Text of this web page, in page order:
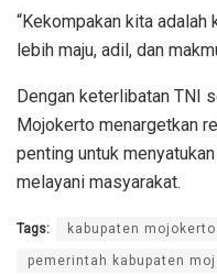
“Kekompakan kita
lebih maju, adil, dan
Dengan keterlibatan TNI
Mojokerto menargetkan
penting untuk
melayani masyarakat.
Tags: kabupaten mojokerto
pemerintah kabupaten